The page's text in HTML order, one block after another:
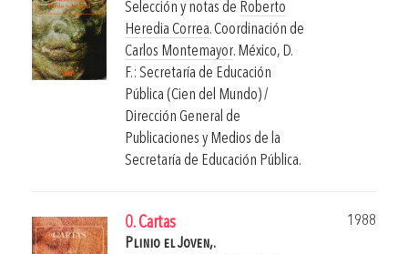
Selección y notas de Roberto
Heredia Correa. Coordinación de
Carlos Montemayor. México, D.
F.: Secretaría de Educación
Pública (Cien del Mundo) /
Dirección General de
Publicaciones y Medios de la
Secretaría de Educación Pública.
0. Cartas
1988
Plinio el Joven,.